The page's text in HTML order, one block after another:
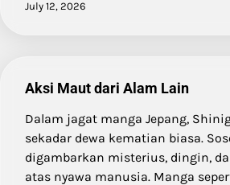
July 12, 2026
Aksi Maut dari Alam Lain
Dalam jagat manga Jepang,
sekadar dewa kematian biasa.
digambarkan misterius, dingin,
atas nyawa manusia. Manga